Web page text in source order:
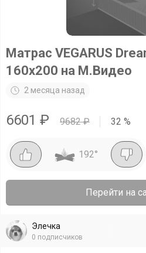
Матрас VEGARUS
160x200 на М.Видео
2 месяца назад
6601 ₽ 9682₽ 32 %
192°
Перейти на
Элечка
0 подписчиков